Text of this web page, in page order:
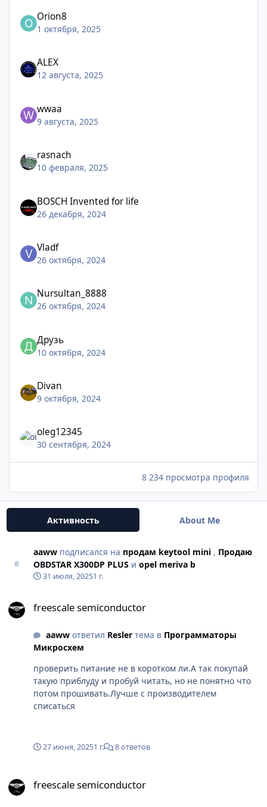
Orion8
1 октября, 2025
ALEX
12 августа, 2025
wwaa
9 августа, 2025
rasnach
10 февраля, 2025
BOSCH Invented for life
26 декабря, 2024
Vladf
26 октября, 2024
Nursultan_8888
26 октября, 2024
Друзь
10 октября, 2024
Divan
9 октября, 2024
oleg12345
30 сентября, 2024
8 234 просмотра профиля
Активность About Me
aaww подписался на продам keytool mini , Продаю
OBDSTAR X300DP PLUS и opel meriva b
31 июля, 20251 г.
freescale semiconductor
aawwответил Reslerтема в Программаторы
Микросхем
проверить питание не в коротком ли.А так покупай
такую приблуду и пробуй читать, но не понятно что
потом прошивать.Лучше с производителем
списаться
27 июня, 20251 г. 8 ответов
freescale semiconductor